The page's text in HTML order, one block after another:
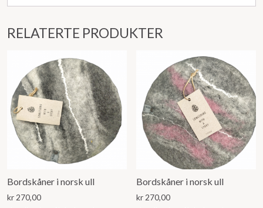
RELATERTE PRODUKTER
Bordskåner i norsk ull
kr 270,00
Bordskåner i norsk ull
kr 270,00